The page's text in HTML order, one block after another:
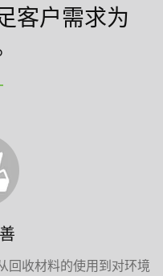
客户需求为
回收材料的使用到对环境